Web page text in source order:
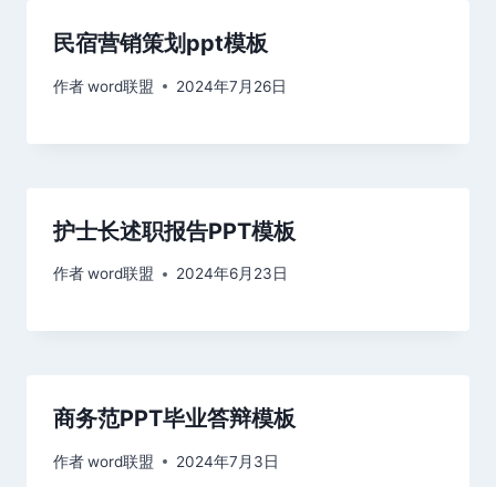
民宿营销策划ppt模板
作者word联盟 2024年7月26日
护士长述职报告PPT模板
作者word联盟 2024年6月23日
商务范PPT毕业答辩模板
作者word联盟 2024年7月3日